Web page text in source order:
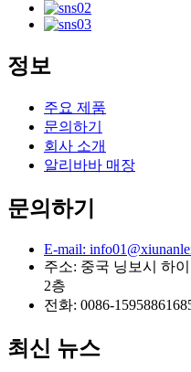
정보
주요 제품
문의하기
회사 소개
알리바바 매장
문의하기
E-mail:
주소: 중국 닝보시 하
2층
전화: 0086-
최신 뉴스